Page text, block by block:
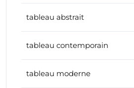
tableau abstrait
tableau contemporain
tableau moderne